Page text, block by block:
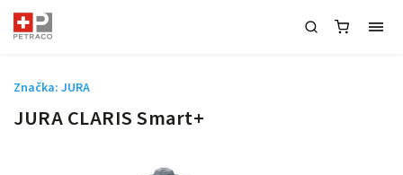
JURA CLARIS Smart+
Značka: JURA